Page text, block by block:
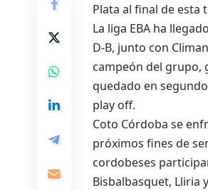
Plata al final de esta
La liga EBA ha
D-B, junto con
campeón del grupo,
quedado en
play off.
Coto Córdoba se
próximos fines de
cordobeses
Bisbalbasquet, Lliria